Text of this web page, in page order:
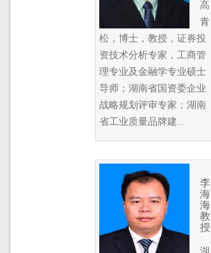
高
青
松，博士，教授，证券投
资技术分析专家，工商管
理专业及金融学专业硕士
导师；湖南省国资委企业
战略规划评审专家；湖南
省工业质量品牌建...
李
海
海
教
授